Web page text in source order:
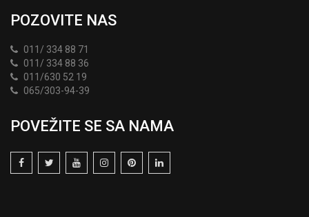
POZOVITE NAS
011/ 334 88 71
011/ 334 88 36
011/630 52 19
065/303-94-39
POVEŽITE SE SA NAMA